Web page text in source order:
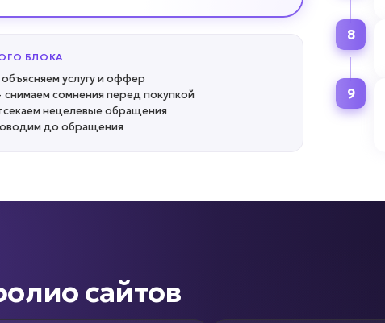
БЛОКА
объясняем услугу и оффер
снимаем сомнения перед покупкой
нецелевые обращения
до обращения
8
9
сайтов